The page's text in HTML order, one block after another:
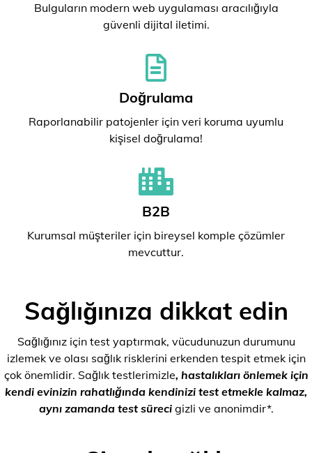
Bulguların modern web uygulaması aracılığıyla
güvenli dijital iletimi.
Doğrulama
Raporlanabilir patojenler için veri koruma uyumlu
kişisel doğrulama!
B2B
Kurumsal müşteriler için bireysel komple çözümler
mevcuttur.
Sağlığınıza dikkat edin
Sağlığınız için test yaptırmak, vücudunuzun durumunu
izlemek ve olası sağlık risklerini erkenden tespit etmek için
çok önemlidir. Sağlık testlerimizle, hastalıkları önlemek için
kendi evinizin rahatlığında kendinizi test etmekle kalmaz,
aynı zamanda test süreci gizli ve anonimdir*.